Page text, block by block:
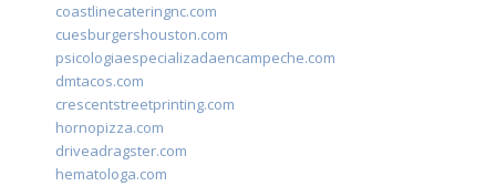
coastlinecateringnc.com
cuesburgershouston.com
psicologiaespecializadaencampeche.com
dmtacos.com
crescentstreetprinting.com
hornopizza.com
driveadragster.com
hematologa.com